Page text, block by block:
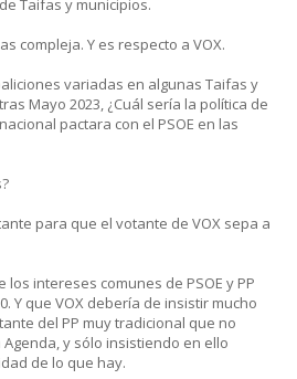
Taifas y municipios.
compleja. Y es respecto a VOX.
variadas en algunas Taifas y
Mayo 2023, ¿Cuál sería la política de
pactara con el PSOE en las
para que el votante de VOX sepa a
intereses comunes de PSOE y PP
Y que VOX debería de insistir mucho
del PP muy tradicional que no
y sólo insistiendo en ello
de lo que hay.